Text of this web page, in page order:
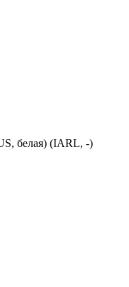
белая) (IARL, -)